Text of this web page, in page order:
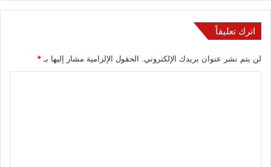
اترك تعليقاً
لن يتم نشر عنوان بريدك الإلكتروني. الحقول الإلزامية مشار إليها بـ *